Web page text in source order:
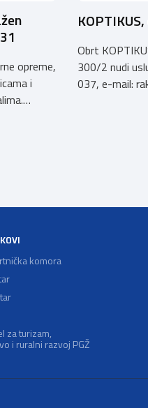
opreme,
i
Obrt
300/2 nudi
037, e-mail:
komora
za turizam,
i ruralni razvoj PGŽ